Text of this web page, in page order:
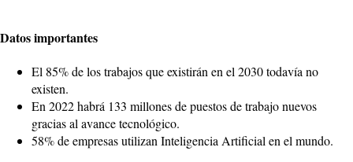
Datos importantes
El 85% de los trabajos que existirán en el 2030 todavía no
existen.
En 2022 habrá 133 millones de puestos de trabajo nuevos
gracias al avance tecnológico.
58% de empresas utilizan Inteligencia Artificial en el mundo.